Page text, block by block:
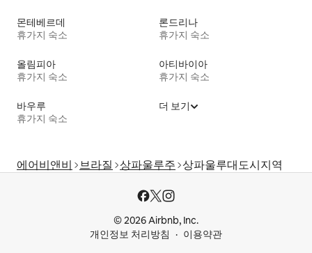
몬테베르데
휴가지 숙소
론드리나
휴가지 숙소
올림피아
휴가지 숙소
아티바이아
휴가지 숙소
바우루
휴가지 숙소
더 보기
에어비앤비 브라질 상파울루주 상파울루대도시지역
© 2026 Airbnb, Inc.
개인정보 처리방침
이용약관